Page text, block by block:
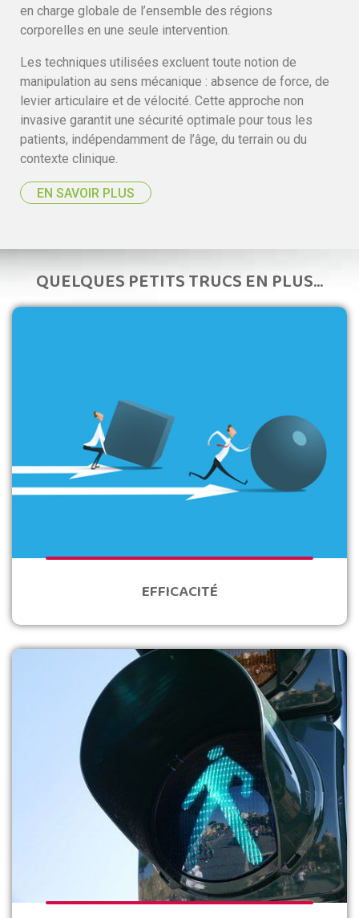
en charge globale de l’ensemble des régions
corporelles en une seule intervention.
Les techniques utilisées excluent toute notion de
manipulation au sens mécanique : absence de force, de
levier articulaire et de vélocité. Cette approche non
invasive garantit une sécurité optimale pour tous les
patients, indépendamment de l’âge, du terrain ou du
contexte clinique.
EN SAVOIR PLUS
QUELQUES PETITS TRUCS EN PLUS...
EFFICACITÉ